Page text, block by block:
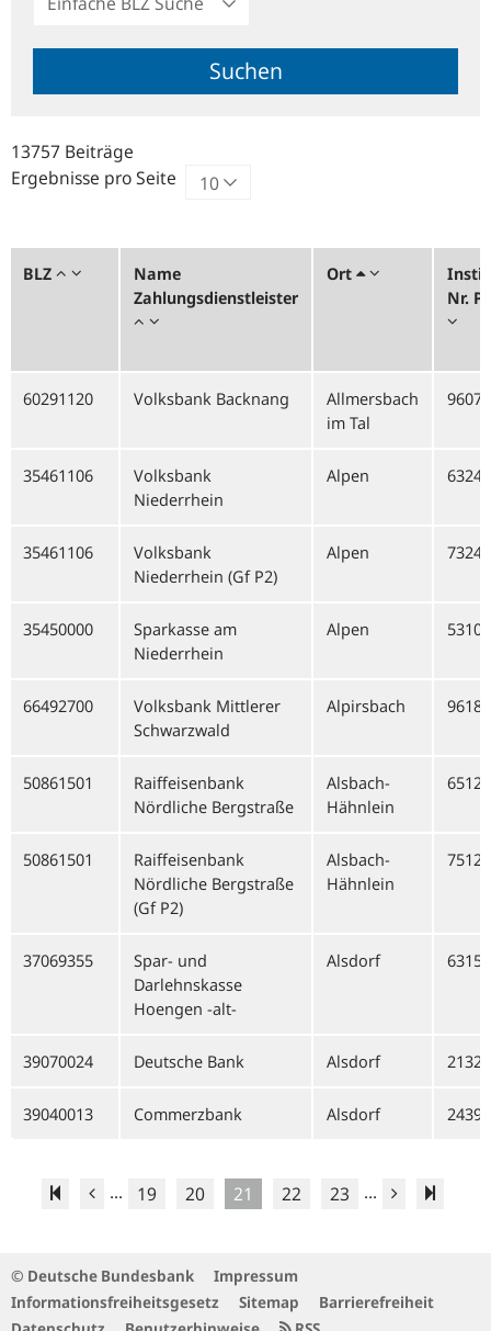
Suche
Suchen
13757 Beiträge
Ergebnisse pro Seite
BLZ
Name
Zahlungsdienstleister
Ort
Nr.
60291120 Volksbank Backnang
Allmersbach
im Tal
96070
35461106
Volksbank
Niederrhein
Alpen 63244
35461106
Volksbank
Niederrhein (Gf P2)
Alpen 73244
35450000
Sparkasse am
Niederrhein
Alpen 53103
66492700
Volksbank Mittlerer
Schwarzwald
Alpirsbach 96186
50861501
Raiffeisenbank
Nördliche Bergstraße
Alsbach-
Hähnlein
65128
50861501
Raiffeisenbank
Nördliche Bergstraße
(Gf P2)
Alsbach-
Hähnlein
75128
37069355
Spar- und
Darlehnskasse
Hoengen -alt-
Alsdorf 63159
39070024 Deutsche Bank Alsdorf 21320
39040013 Commerzbank Alsdorf 24390
... 19 20 21 22 23 ...
© Deutsche Bundesbank
Impressum
Informationsfreiheitsgesetz
Sitemap
Barrierefreiheit